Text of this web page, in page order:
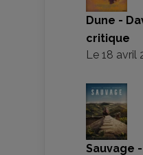
Dune -
critique
Le 18 avril
Sauvage